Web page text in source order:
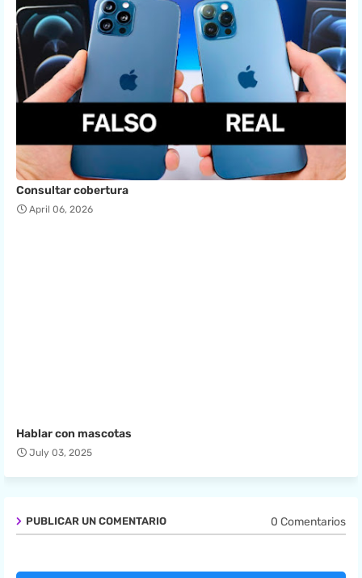
Consultar cobertura
April 06, 2026
Hablar con mascotas
July 03, 2025
PUBLICAR UN COMENTARIO 0 Comentarios